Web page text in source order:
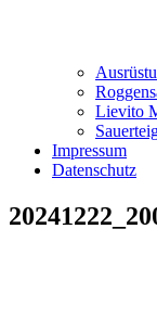
Lievito
Impressum
Datenschutz